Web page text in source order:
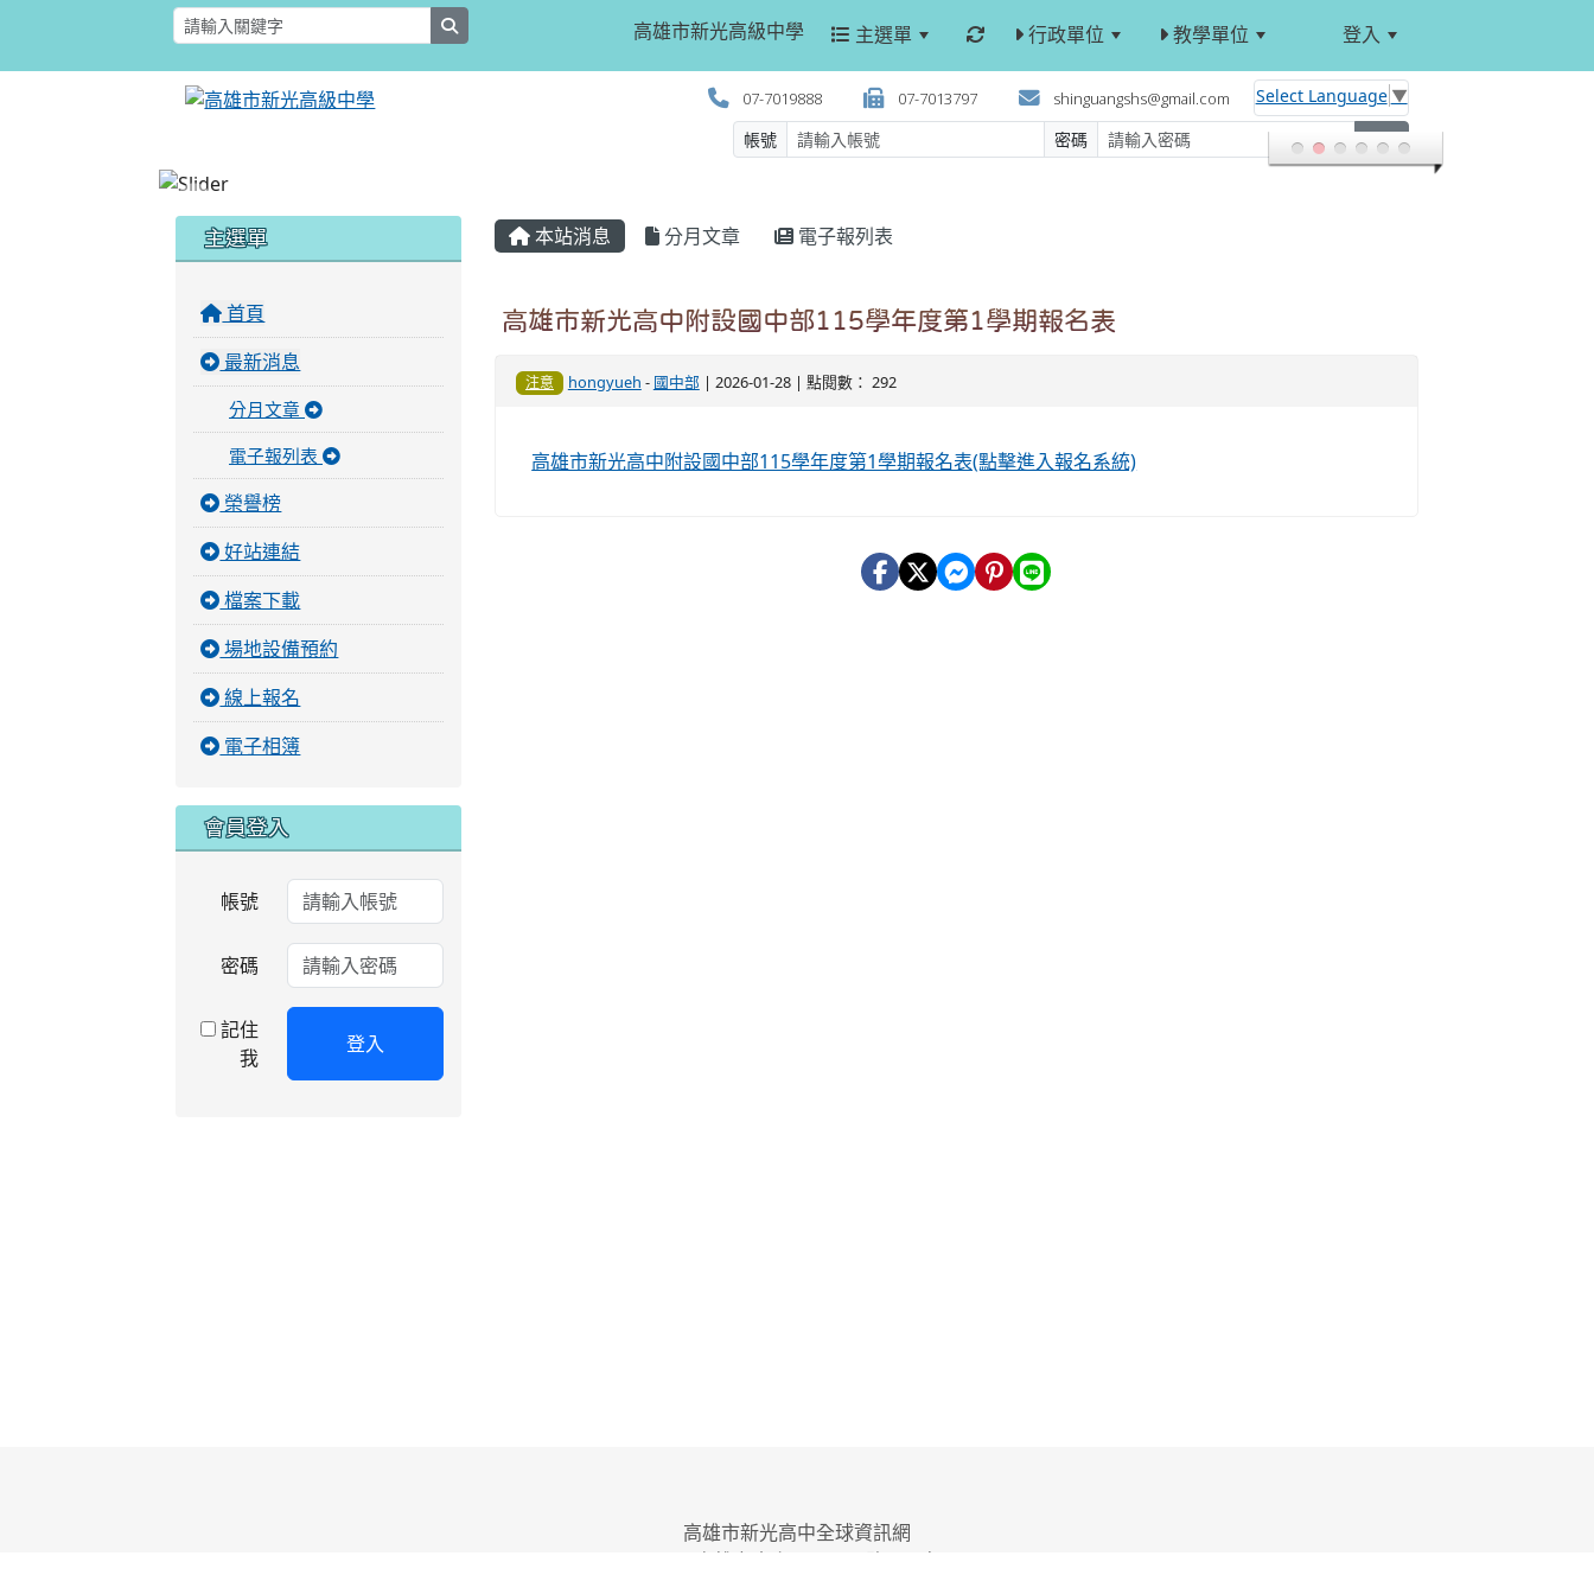
高雄市新光高級中學 主選單 行政單位 教學單位 登入
07-7019888 07-7013797 shinguangshs@gmail.com Select Language ▼
帳號
密碼 登入
本站消息 分月文章 電子報列表
高雄市新光高中附設國中部115學年度第1學期報名表
注意 hongyueh - 國中部 | 2026-01-28 | 點閱數： 292
高雄市新光高中附設國中部115學年度第1學期報名表(點擊進入報名系統)
主選單
首頁
最新消息
分月文章
電子報列表
榮譽榜
好站連結
檔案下載
場地設備預約
線上報名
電子相簿
會員登入
帳號
密碼
記住
我
登入
高雄市新光高中全球資訊網
831 高雄市大寮區鳳屏一路217號